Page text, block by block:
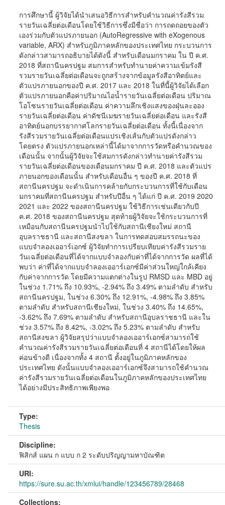
การศึกษานี้ ผู้วิจัยได้นำเสนอวิธีการสำหรับคำนวณค่ารังสีรวม
รายวันเฉลี่ยต่อเดือนโดยใช้วิธีการซึ่งมีชื่อว่า การถดถอยของตัว
เองร่วมกับตัวแปรภายนอก (AutoRegressive with eXogenous
variable, ARX) สำหรับภูมิภาคหลักของประเทศไทย กระบวนการ
ดังกล่าวสามารถอธิบายได้ดังนี้ สำหรับเดือนมกราคม ใน ปี ค.ศ.
2018 ที่สถานีนครปฐม สมการสำหรับทำนายค่าความเข้มรังสี
รวมรายวันเฉลี่ยต่อเดือนจะถูกสร้างจากข้อมูลรังสีอาทิตย์และ
ตัวแปรภายนอกของปี ค.ศ. 2017 และ 2018 ในที่นี้ผู้วิจัยได้เลือก
ตัวแปรภายนอกคือค่าปริมาณไอน้ำรายวันเฉลี่ยต่อเดือน ปริมาณ
โอโซนรายวันเฉลี่ยต่อเดือน ค่าความลึกเชิงแสงของฝุ่นละออง
รายวันเฉลี่ยต่อเดือน ค่าดัชนีเมฆรายวันเฉลี่ยต่อเดือน และรังสี
อาทิตย์นอกบรรยากาศโลกรายวันเฉลี่ยต่อเดือน ทั้งนี้เนื่องจาก
รังสีรวมรายวันเฉลี่ยต่อเดือนแปรเชิงเส้นกับตัวแปรดังกล่าว
โดยตรง ตัวแปรภายนอกเหล่านี้ได้มาจากการวัดหรือคำนวณของ
เดือนนั้น จากนั้นผู้วิจัยจะใช้สมการดังกล่าวทำนายค่ารังสีรวม
รายวันเฉลี่ยต่อเดือนของเดือนมกราคม ปี ค.ศ. 2018 และตัวแปร
ภายนอกของเดือนนั้น สำหรับเดือนอื่น ๆ ของปี ค.ศ. 2018 ที่
สถานีนครปฐม จะดำเนินการคล้ายกับกระบวนการที่ใช้กับเดือน
มกราคมที่สถานีนครปฐม สำหรับปีอื่น ๆ ได้แก่ ปี ค.ศ. 2019 2020
2021 และ 2022 ของสถานีนครปฐม ใช้วิธีการเช่นเดียวกับปี
ค.ศ. 2018 ของสถานีนครปฐม สุดท้ายผู้วิจัยจะใช้กระบวนการที่
เหมือนกับสถานีนครปฐมนำไปใช้กับสถานีเชียงใหม่ สถานี
อุบลราชธานี และสถานีสงขลา ในการทดสอบสมรรถนะของ
แบบจำลองเออาร์เอกซ์ ผู้วิจัยทำการเปรียบเทียบค่ารังสีรวมราย
วันเฉลี่ยต่อเดือนที่ได้จากแบบจำลองกับค่าที่ได้จากการวัด ผลที่ได้
พบว่า ค่าที่ได้จากแบบจำลองเออาร์เอกซ์มีค่าส่วนใหญ่ใกล้เคียง
กับค่าจากการวัด โดยมีความแตกต่างในรูป RMSD และ MBD อยู่
ในช่วง 1.71% ถึง 10.93%, -2.94% ถึง 3.49% ตามลำดับ สำหรับ
สถานีนครปฐม, ในช่วง 6.30% ถึง 12.91%, -4.98% ถึง 3.85%
ตามลำดับ สำหรับสถานีเชียงใหม่, ในช่วง 3.40% ถึง 14.65%,
-3.62% ถึง 7.69% ตามลำดับ สำหรับสถานีอุบลราชธานี และใน
ช่วง 3.57% ถึง 8.42%, -3.02% ถึง 5.23% ตามลำดับ สำหรับ
สถานีสงขลา ผู้วิจัยสรุปว่าแบบจำลองเออาร์เอกซ์สามารถใช้
คำนวณค่ารังสีรวมรายวันเฉลี่ยต่อเดือนที่ 4 สถานีได้โดยให้ผล
ค่อนข้างดี เนื่องจากทั้ง 4 สถานี ตั้งอยู่ในภูมิภาคหลักของ
ประเทศไทย ดังนั้นแบบจำลองเออาร์เอกซ์จึงสามารถใช้คำนวณ
ค่ารังสีรวมรายวันเฉลี่ยต่อเดือนในภูมิภาคหลักของประเทศไทย
ได้อย่างมีประสิทธิภาพเพียงพอ
Type:
Thesis
Discipline:
ฟิสิกส์ แผน ก แบบ ก 2 ระดับปริญญามหาบัณฑิต
URI:
https://sure.su.ac.th/xmlui/handle/123456789/28468
Collections: